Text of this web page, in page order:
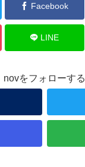
Facebook
LINE
novをフォローする